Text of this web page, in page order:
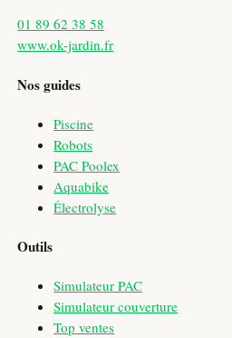
01 89 62 38 58
www.ok-jardin.fr
Nos guides
Piscine
Robots
PAC Poolex
Aquabike
Électrolyse
Outils
Simulateur PAC
Simulateur couverture
Top ventes